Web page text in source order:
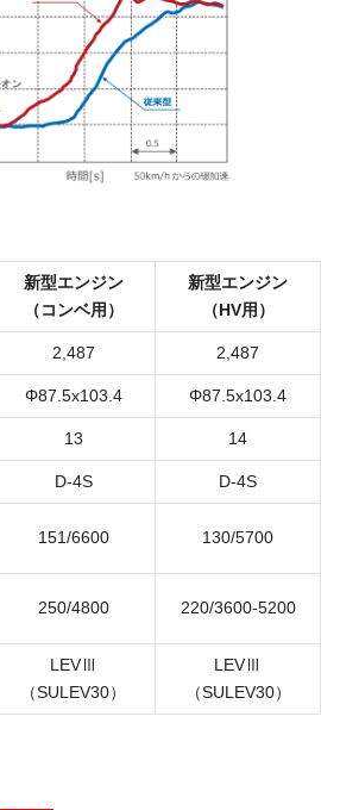
新型エンジン
（コンベ用）
新型エンジン
（HV用）
2,487 2,487
Φ87.5x103.4 Φ87.5x103.4
13 14
D-4S D-4S
151/6600 130/5700
250/4800 220/3600-5200
LEVⅢ
（SULEV30）
LEVⅢ
（SULEV30）